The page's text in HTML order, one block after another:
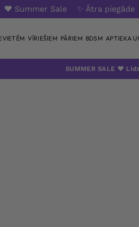
❤️ Summer Sale ✨ Ātra piegāde
VĪRIEŠIEM PĀRIEM BDSM APTIEKA
SUMMER SALE ❤️